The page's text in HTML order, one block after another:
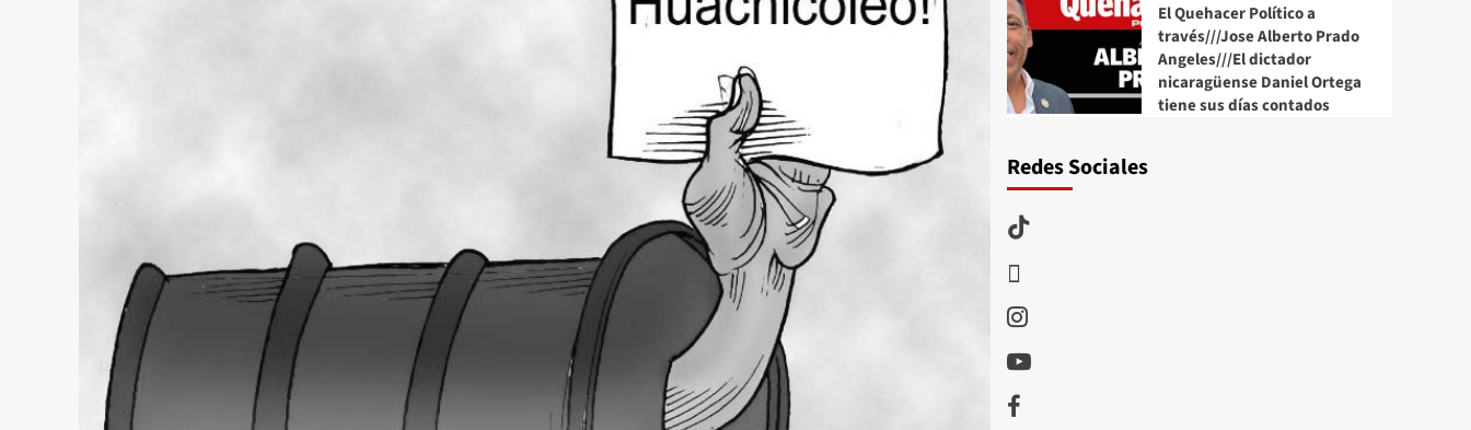
El Quehacer Político a
través///Jose Alberto Prado
Angeles///El dictador
nicaragüense Daniel Ortega
tiene sus días contados
Redes Sociales
TikTok
Instagram
Youtube
Facebook